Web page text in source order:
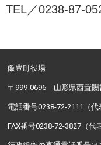
TEL／0238-87-
飯豊町役場
〒999-0696 山形県西置賜
電話番号0238-72-2111（代
FAX番号0238-72-3827（代